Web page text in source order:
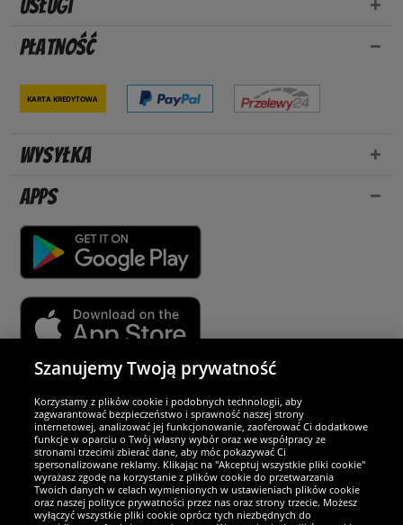
Usługi
Płatność
Karta kredytowa
Wysyłka
Apps
Partnerzy i bezpieczeństwo
Jesteśmy wyjątkowi
Szanujemy Twoją prywatność
Korzystamy z plików cookie i podobnych technologii, aby
zagwarantować bezpieczeństwo i sprawność naszej strony
internetowej, analizować jej funkcjonowanie, zaoferować Ci dodatkowe
funkcje w oparciu o Twój własny wybór oraz we współpracy ze
stronami trzecimi zbierać dane, aby móc pokazywać Ci
spersonalizowane reklamy. Klikając na "Akceptuj wszystkie pliki cookie"
wyrażasz zgodę na korzystanie z plików cookie do przetwarzania
Twoich danych w celach wymienionych w ustawieniach plików cookie
oraz naszej polityce prywatności przez nas oraz strony trzecie. Możesz
wyłączyć wszystkie pliki cookie oprócz tych niezbędnych do